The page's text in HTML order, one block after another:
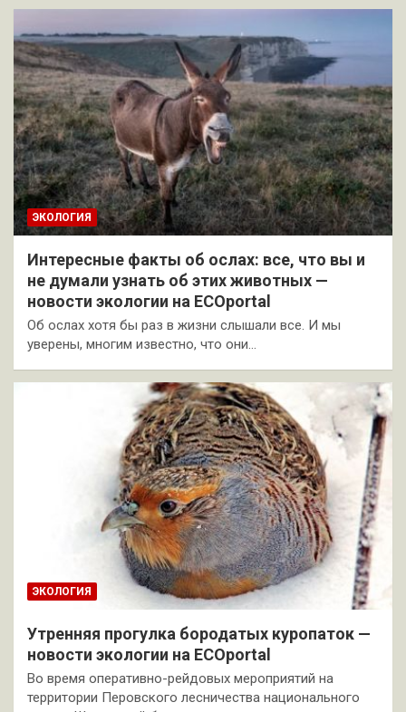
ЭКОЛОГИЯ
Интересные факты об ослах: все, что вы и
не думали узнать об этих животных —
новости экологии на ECOportal
Об ослах хотя бы раз в жизни слышали все. И мы
уверены, многим известно, что они…
ЭКОЛОГИЯ
Утренняя прогулка бородатых куропаток —
новости экологии на ECOportal
Во время оперативно-рейдовых мероприятий на
территории Перовского лесничества национального